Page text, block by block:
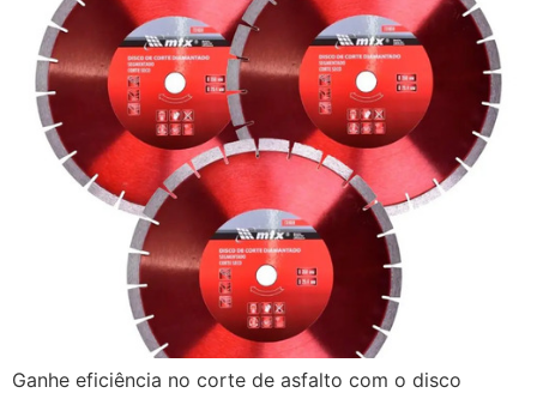
Ganhe eficiência no corte de asfalto com o disco